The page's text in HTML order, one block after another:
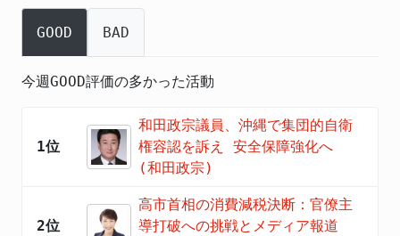
GOOD BAD
今週GOOD評価の多かった活動
1位
和田政宗議員、沖縄で集団的自衛
権容認を訴え 安全保障強化へ
(和田政宗)
2位
高市首相の消費減税決断：官僚主
導打破への挑戦とメディア報道